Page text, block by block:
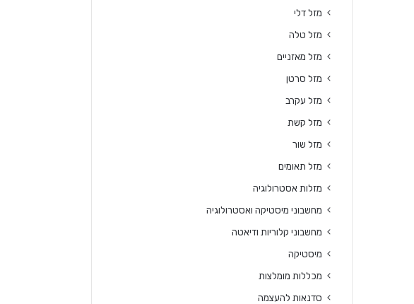
מזל דלי
מזל טלה
מזל מאזניים
מזל סרטן
מזל עקרב
מזל קשת
מזל שור
מזל תאומים
מזלות אסטרולוגיה
מחשבוני מיסטיקה ואסטרולוגיה
מחשבוני קלוריות ודיאטה
מיסטיקה
מכללות מומלצות
סדנאות להעצמה